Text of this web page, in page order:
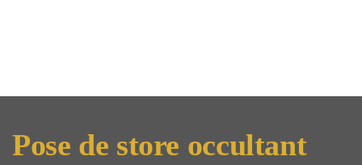
Pose de store occultant
Post